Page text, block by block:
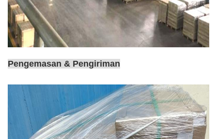
Pengemasan & Pengiriman